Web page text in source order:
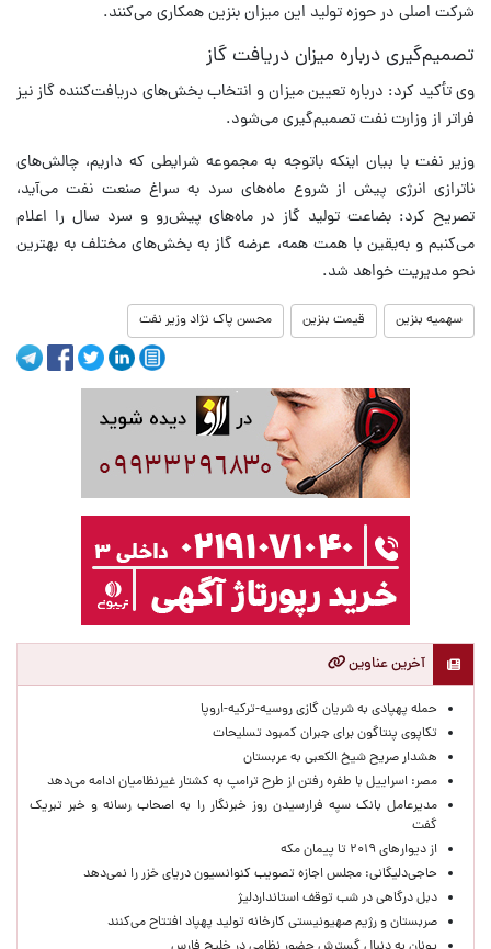
شرکت اصلی در حوزه تولید این میزان بنزین همکاری می‌کنند.
تصمیم‌گیری درباره میزان دریافت گاز
وی تأکید کرد: درباره تعیین میزان و انتخاب بخش‌های دریافت‌کننده گاز نیز
فراتر از وزارت نفت تصمیم‌گیری می‌شود.
وزیر نفت با بیان اینکه باتوجه‌ به مجموعه شرایطی که داریم، چالش‌های
ناترازی انرژی پیش از شروع ماه‌های سرد به سراغ صنعت نفت می‌آید،
تصریح کرد: بضاعت تولید گاز در ماه‌های پیش‌رو و سرد سال را اعلام
می‌کنیم و به‌یقین با همت همه، عرضه گاز به بخش‌های مختلف به بهترین
نحو مدیریت خواهد شد.
سهمیه بنزین قیمت بنزین محسن پاک نژاد وزیر نفت
آخرین عناوین
حمله پهپادی به شریان گازی روسیه-ترکیه-اروپا
تکاپوی پنتاگون برای جبران کمبود تسلیحات
هشدار صریح شیخ الکعبی به عربستان
مصر: اسراییل با طفره رفتن از طرح ترامپ به کشتار غیرنظامیان ادامه می‌دهد
مدیرعامل بانک سپه فرارسیدن روز خبرنگار را به اصحاب رسانه و خبر تبریک
گفت
از دیوارهای ۲۰۱۹ تا پیمان مکه
حاجی‌دلیگانی: مجلس اجازه تصویب کنوانسیون دریای خزر را نمی‌دهد
دبل درگاهی در شب توقف استانداردلیژ
صربستان و رژیم صهیونیستی کارخانه تولید پهپاد افتتاح می‌کنند